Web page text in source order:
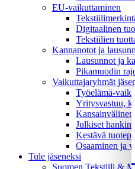
EU-vaikuttaminen
Digitaalinen
Tekstiilien
Kannanotot ja
Lausunnot ja
Pikamuodin
Vaikuttajaryhmät
Työelämä-
Yritysvastuu,
Julkiset
Kestävä
Osaaminen ja
Tule jäseneksi
Suomen Tekstiili &